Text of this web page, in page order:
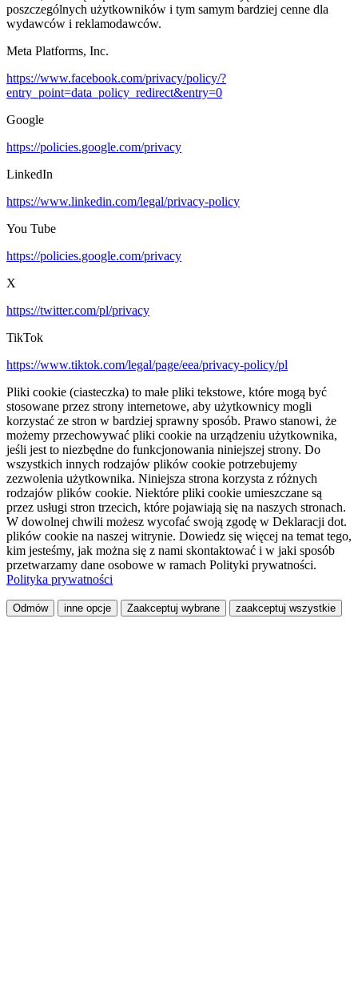
poszczególnych użytkowników i tym samym bardziej cenne dla
wydawców i reklamodawców.
Meta Platforms, Inc.
https://www.facebook.com/privacy/policy/?
entry_point=data_policy_redirect&entry=0
Google
https://policies.google.com/privacy
LinkedIn
https://www.linkedin.com/legal/privacy-policy
You Tube
https://policies.google.com/privacy
X
https://twitter.com/pl/privacy
TikTok
https://www.tiktok.com/legal/page/eea/privacy-policy/pl
Pliki cookie (ciasteczka) to małe pliki tekstowe, które mogą być
stosowane przez strony internetowe, aby użytkownicy mogli
korzystać ze stron w bardziej sprawny sposób. Prawo stanowi, że
możemy przechowywać pliki cookie na urządzeniu użytkownika,
jeśli jest to niezbędne do funkcjonowania niniejszej strony. Do
wszystkich innych rodzajów plików cookie potrzebujemy
zezwolenia użytkownika. Niniejsza strona korzysta z różnych
rodzajów plików cookie. Niektóre pliki cookie umieszczane są
przez usługi stron trzecich, które pojawiają się na naszych stronach.
W dowolnej chwili możesz wycofać swoją zgodę w Deklaracji dot.
plików cookie na naszej witrynie. Dowiedz się więcej na temat tego,
kim jesteśmy, jak można się z nami skontaktować i w jaki sposób
przetwarzamy dane osobowe w ramach Polityki prywatności.
Polityka prywatności
Odmów inne opcje Zaakceptuj wybrane zaakceptuj wszystkie